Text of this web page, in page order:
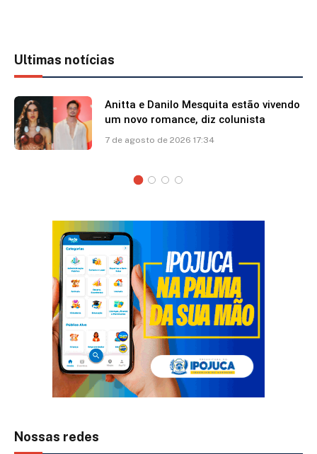
Ultimas notícias
Anitta e Danilo Mesquita estão vivendo
um novo romance, diz colunista
7 de agosto de 2026 17:34
Nossas redes